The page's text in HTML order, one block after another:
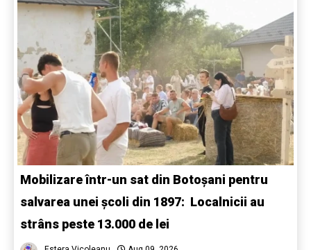
Mobilizare într-un sat din Botoșani pentru
salvarea unei școli din 1897: Localnicii au
strâns peste 13.000 de lei